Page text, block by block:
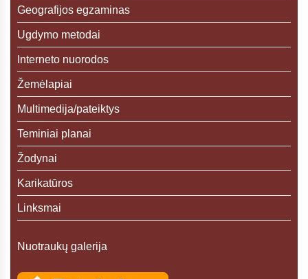
Geografijos egzaminas
Ugdymo metodai
Interneto nuorodos
Žemėlapiai
Multimedija/pateiktys
Teminiai planai
Žodynai
Karikatūros
Linksmai
Nuotraukų galerija